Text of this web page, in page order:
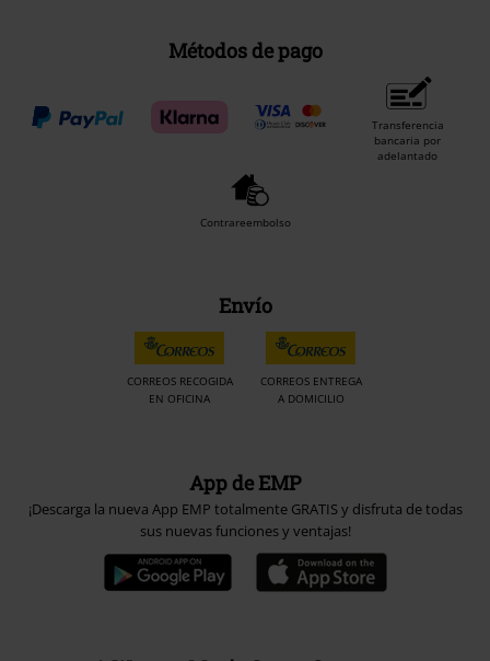
Métodos de pago
Transferencia
bancaria por
adelantado
Contrareembolso
Envío
CORREOS RECOGIDA
EN OFICINA
CORREOS ENTREGA
A DOMICILIO
App de EMP
¡Descarga la nueva App EMP totalmente GRATIS y disfruta de todas
sus nuevas funciones y ventajas!